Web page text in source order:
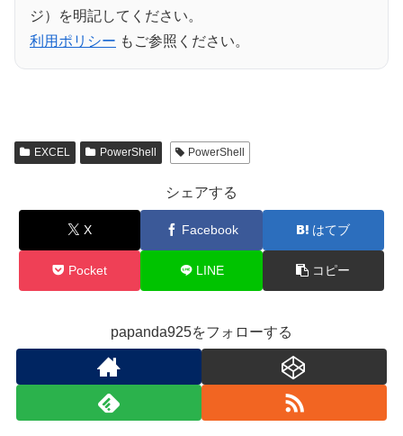
ジ）を明記してください。
利用ポリシー もご参照ください。
EXCEL PowerShell PowerShell
シェアする
X Facebook はてブ
Pocket LINE コピー
papanda925をフォローする